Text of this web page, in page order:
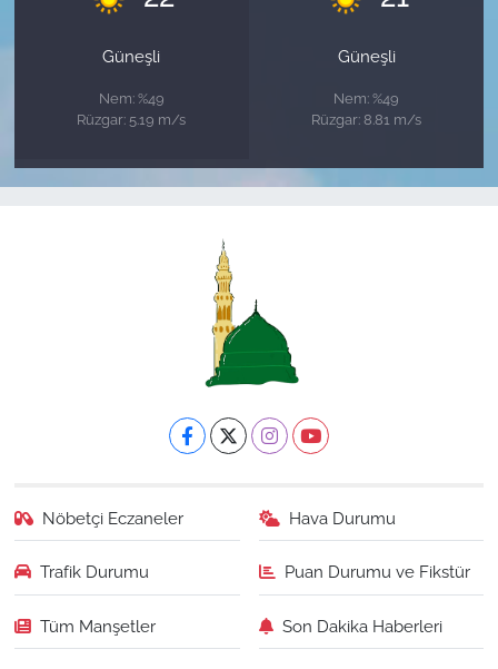
Güneşli
Nem: %49
Rüzgar: 5.19 m/s
Güneşli
Nem: %49
Rüzgar: 8.81 m/s
Nöbetçi Eczaneler Hava Durumu
Trafik Durumu Puan Durumu ve Fikstür
Tüm Manşetler Son Dakika Haberleri